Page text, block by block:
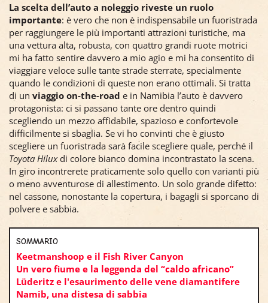
La scelta dell’auto a noleggio riveste un ruolo
importante: è vero che non è indispensabile un fuoristrada
per raggiungere le più importanti attrazioni turistiche, ma
una vettura alta, robusta, con quattro grandi ruote motrici
mi ha fatto sentire davvero a mio agio e mi ha consentito di
viaggiare veloce sulle tante strade sterrate, specialmente
quando le condizioni di queste non erano ottimali. Si tratta
di unviaggio on-the-road e in Namibia l’auto è davvero
protagonista: ci si passano tante ore dentro quindi
scegliendo un mezzo affidabile, spazioso e confortevole
difficilmente si sbaglia. Se vi ho convinti che è giusto
scegliere un fuoristrada sarà facile scegliere quale, perché il
Toyota Hiluxdi colore bianco domina incontrastato la scena.
In giro incontrerete praticamente solo quello con varianti più
o meno avventurose di allestimento. Un solo grande difetto:
nel cassone, nonostante la copertura, i bagagli si sporcano di
polvere e sabbia.
SOMMARIO
Keetmanshoop e il Fish River Canyon
Un vero fiume e la leggenda del “caldo africano”
Lüderitz e l'esaurimento delle vene diamantifere
Namib, una distesa di sabbia